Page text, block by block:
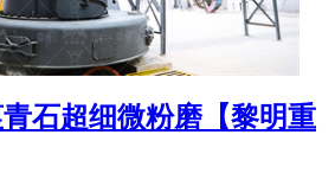
石超细微粉磨【黎明重